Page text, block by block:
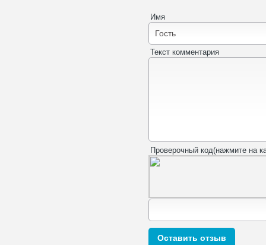
Имя
Текст комментария
Проверочный код(нажмите на